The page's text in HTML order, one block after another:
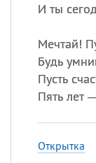
И ты
Мечтай!
Будь
Пусть
Пять лет
Открытка